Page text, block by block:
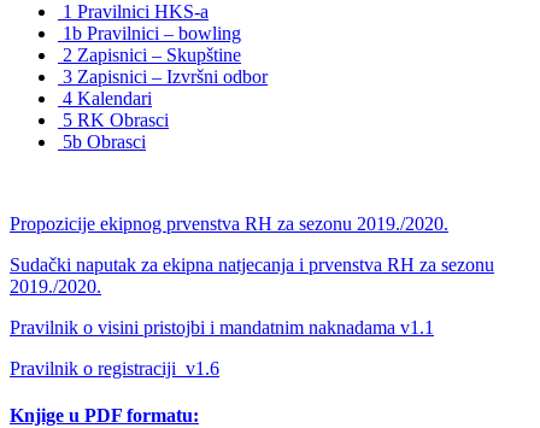
1 Pravilnici HKS-a
1b Pravilnici – bowling
2 Zapisnici – Skupštine
3 Zapisnici – Izvršni odbor
4 Kalendari
5 RK Obrasci
5b Obrasci
Propozicije ekipnog prvenstva RH za sezonu 2019./2020.
Sudački naputak za ekipna natjecanja i prvenstva RH za sezonu
2019./2020.
Pravilnik o visini pristojbi i mandatnim naknadama v1.1
Pravilnik o registraciji_v1.6
Knjige u PDF formatu: